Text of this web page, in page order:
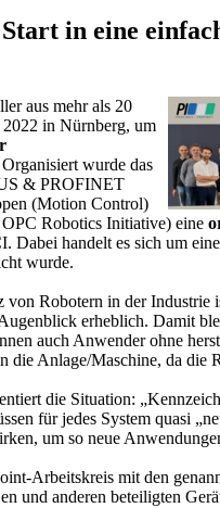
in eine
aus mehr als 20
in Nürnberg, um
wurde das
& PROFINET
(Motion Control)
Robotics Initiative) eine
Dabei handelt es sich um
wurde.
von Robotern in der
erheblich. Damit
auch Anwender ohne
die Anlage/Maschine, da
die Situation:
für jedes System quasi
um so neue
Arbeitskreis mit den
und anderen beteiligten